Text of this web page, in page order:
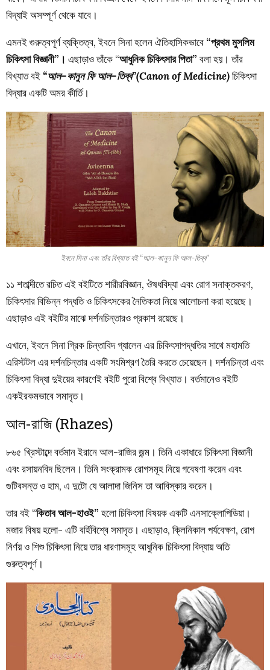
বিদ্যাই অসম্পূর্ণ থেকে যাবে।
এমনইগুরুত্বপূর্ণব্যক্তিত্ব,ইবনেসিনাহলেনঐতিহাসিকভাবে “প্রথমমুসলিম
চিকিৎসাবিজ্ঞানী”। এছাড়াওতাঁকে “আধুনিকচিকিৎসারপিতা” বলাহয়।তাঁর
বিখ্যাতবই “আল–কানুন ফি আল–তিব্ব”(Canon of Medicine)চিকিৎসা
বিদ্যারএকটিঅমরকীর্তি।
ইবনে সিনা এবং তাঁর বিখ্যাত বই “আল-কানুন ফি আল-তিব্ব”
১১শতাব্দীতেরচিতএইবইটিতেশারীরবিজ্ঞান, ঔষধবিদ্যাএবংরোগসনাক্তকরণ,
চিকিৎসারবিভিন্নপদ্ধতিওচিকিৎসকেরনৈতিকতানিয়েআলোচনাকরাহয়েছে ।
এছাড়াওএইবইটিরমাঝেদর্শনচিন্তারওপ্রকাশরয়েছে ।
এখানে,ইবনেসিনাগ্রিকচিন্তাবিদগ্যালেনএরচিকিৎসাপদ্ধতিরসাথেমহামতি
এরিস্টটলএরদর্শনচিন্তারএকটিসংমিশ্রণতৈরিকরতেচেয়েছেন ।দর্শনচিন্তাএবং
চিকিৎসাবিদ্যাদুইয়েরকারণেইবইটিপুরোবিশ্বেবিখ্যাত। বর্তমানেওবইটি
একইরকমভাবেসমাদৃত।
আল-রাজি (Rhazes)
৮৬৫ খ্রিস্টাব্দেবর্তমানইরানেআল-রাজিরজন্ম । তিনিএকাধারেচিকিৎসাবিজ্ঞানী
এবংরসায়নবিদছিলেন । তিনিসংক্রামকরোগসমূহনিয়েগবেষণাকরেনএবং
গুটিবসন্তওহাম, এ দুটোযেআলাদাজিনিসতাআবিস্কারকরেন ।
তারবই “কিতাবআল-হাওই” হলোচিকিৎসাবিষয়কএকটিএনসাক্লোপিডিয়া।
মজার বিষয় হলো- এটিবর্হিবিশ্বেসমাদৃত। এছাড়াও, ক্লিনিকালপর্যবেক্ষণ, রোগ
নির্ণয়ওশিশুচিকিৎসানিয়েতার ধারণাসমূহআধুনিকচিকিৎসাবিদ্যায়অতি
গুরুত্বপূর্ণ।